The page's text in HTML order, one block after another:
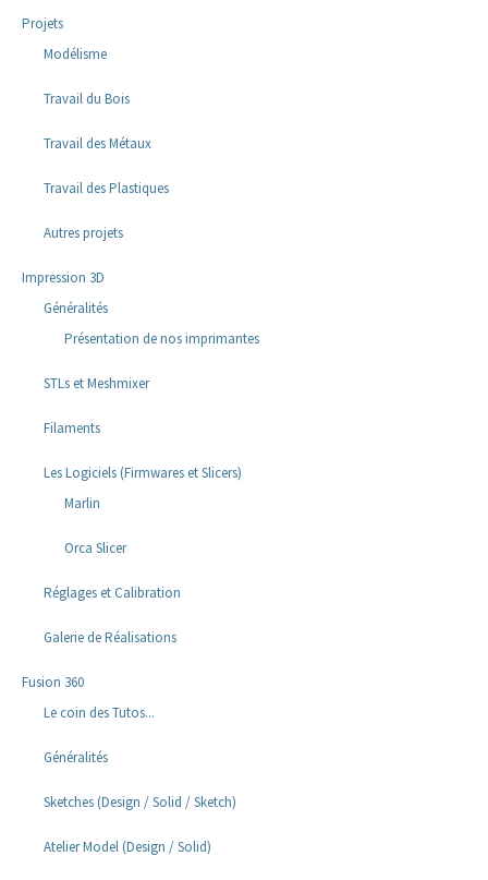
Projets
Modélisme
Travail du Bois
Travail des Métaux
Travail des Plastiques
Autres projets
Impression 3D
Généralités
Présentation de nos imprimantes
STLs et Meshmixer
Filaments
Les Logiciels (Firmwares et Slicers)
Marlin
Orca Slicer
Réglages et Calibration
Galerie de Réalisations
Fusion 360
Le coin des Tutos...
Généralités
Sketches (Design / Solid / Sketch)
Atelier Model (Design / Solid)